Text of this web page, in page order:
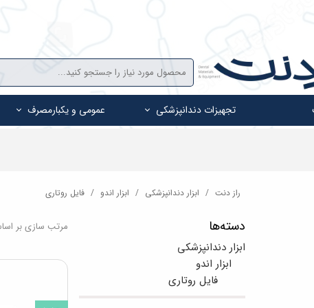
تجهیزات دندانپزشکی عمومی و یکبارمصرف
راز دنت ابزار دندانپزشکی ابزار اندو فایل روتاری
دسته‌ها
ابزار دندانپزشکی
ابزار اندو
فایل روتاری
مرتب سازی بر